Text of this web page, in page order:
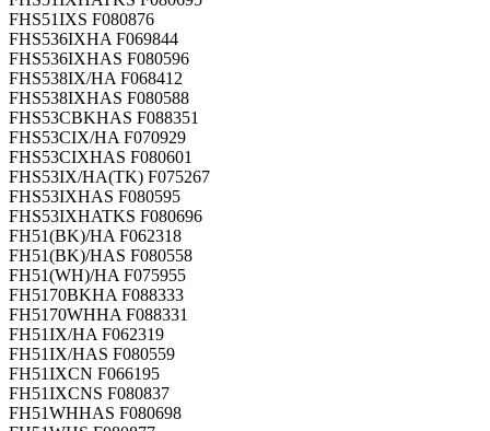
FHS51IXS F080876
FHS536IXHA F069844
FHS536IXHAS F080596
FHS538IX/HA F068412
FHS538IXHAS F080588
FHS53CBKHAS F088351
FHS53CIX/HA F070929
FHS53CIXHAS F080601
FHS53IX/HA(TK) F075267
FHS53IXHAS F080595
FHS53IXHATKS F080696
FH51(BK)/HA F062318
FH51(BK)/HAS F080558
FH51(WH)/HA F075955
FH5170BKHA F088333
FH5170WHHA F088331
FH51IX/HA F062319
FH51IX/HAS F080559
FH51IXCN F066195
FH51IXCNS F080837
FH51WHHAS F080698